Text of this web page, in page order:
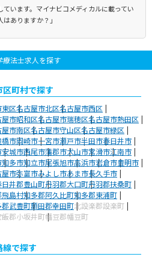
ています。マイナビコメディカルに載ってい
ありますか？」
療法士求人を探す
町村で探す
東区名古屋市北区名古屋市西区
屋市昭和区名古屋市瑞穂区名古屋市熱田区
屋市南区名古屋市守山区名古屋市緑区
橋市岡崎市一宮市瀬戸市半田市春日井市
安城市西尾市蒲郡市犬山市常滑市江南市
知多市知立市尾張旭市高浜市岩倉市豊明市
屋市弥富市みよし市あま市長久手市
日井郡豊山町丹羽郡大口町丹羽郡扶桑町
島村知多郡阿久比町知多郡東浦町
郡武豊町額田郡幸田町北設楽郡設楽町
飯郡小坂井町幡豆郡幡豆町
線で探す